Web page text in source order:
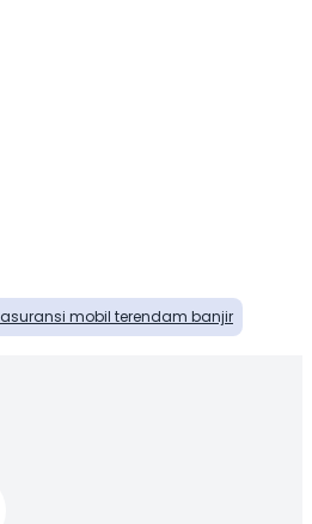
asuransi mobil terendam banjir